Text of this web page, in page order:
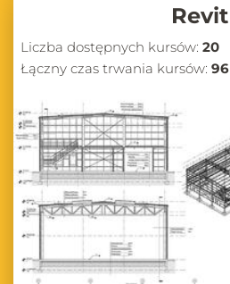
Revit
Liczba dostępnych kursów: 20
Łączny czas trwania kursów: 96